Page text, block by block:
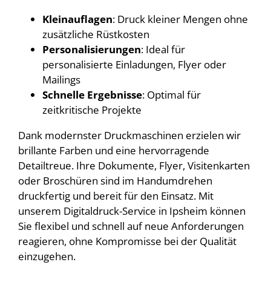
Kleinauflagen: Druck kleiner Mengen ohne
zusätzliche Rüstkosten
Personalisierungen: Ideal für
personalisierte Einladungen, Flyer oder
Mailings
Schnelle Ergebnisse: Optimal für
zeitkritische Projekte
Dank modernster Druckmaschinen erzielen wir
brillante Farben und eine hervorragende
Detailtreue. Ihre Dokumente, Flyer, Visitenkarten
oder Broschüren sind im Handumdrehen
druckfertig und bereit für den Einsatz. Mit
unserem Digitaldruck-Service in Ipsheim können
Sie flexibel und schnell auf neue Anforderungen
reagieren, ohne Kompromisse bei der Qualität
einzugehen.